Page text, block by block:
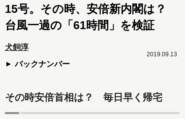
15号。その時、安倍新内閣は？
台風一過の「61時間」を検証
犬飼淳
バックナンバー
2019.09.13
その時安倍首相は？ 毎日早く帰宅